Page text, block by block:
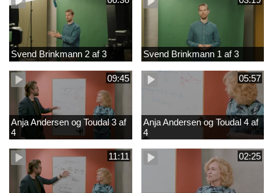
Svend Brinkmann 2 af 3 Svend Brinkmann 1 af 3
09:45
Anja Andersen og Toudal 3 af
4
05:57
Anja Andersen og Toudal 4 af
4
11:11 02:25